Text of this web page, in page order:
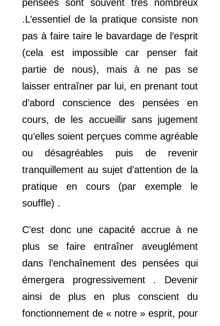
pensées sont souvent très nombreux
.L’essentiel de la pratique consiste non
pas à faire taire le bavardage de l’esprit
(cela est impossible car penser fait
partie de nous), mais à ne pas se
laisser entraîner par lui, en prenant tout
d’abord conscience des pensées en
cours, de les accueillir sans jugement
qu’elles soient perçues comme agréable
ou désagréables puis de revenir
tranquillement au sujet d’attention de la
pratique en cours (par exemple le
souffle) .
C’est donc une capacité accrue à ne
plus se faire entraîner aveuglément
dans l’enchaînement des pensées qui
émergera progressivement . Devenir
ainsi de plus en plus conscient du
fonctionnement de « notre » esprit, pour